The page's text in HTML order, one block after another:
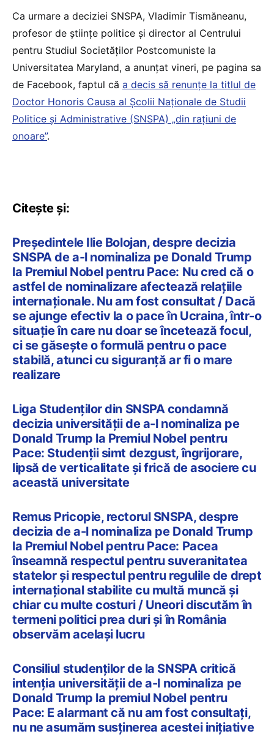
Ca urmare a deciziei SNSPA, Vladimir Tismăneanu,
profesor de științe politice și director al Centrului
pentru Studiul Societăților Postcomuniste la
Universitatea Maryland, a anunțat vineri, pe pagina sa
de Facebook, faptul că a decis să renunțe la titlul de
Doctor Honoris Causa al Școlii Naţionale de Studii
Politice și Administrative (SNSPA) „din rațiuni de
onoare”.
Citește și:
Președintele Ilie Bolojan, despre decizia
SNSPA de a-l nominaliza pe Donald Trump
la Premiul Nobel pentru Pace: Nu cred că o
astfel de nominalizare afectează relațiile
internaționale. Nu am fost consultat / Dacă
se ajunge efectiv la o pace în Ucraina, într-o
situație în care nu doar se încetează focul,
ci se găsește o formulă pentru o pace
stabilă, atunci cu siguranță ar fi o mare
realizare
Liga Studenților din SNSPA condamnă
decizia universității de a-l nominaliza pe
Donald Trump la Premiul Nobel pentru
Pace: Studenții simt dezgust, îngrijorare,
lipsă de verticalitate și frică de asociere cu
această universitate
Remus Pricopie, rectorul SNSPA, despre
decizia de a-l nominaliza pe Donald Trump
la Premiul Nobel pentru Pace: Pacea
înseamnă respectul pentru suveranitatea
statelor și respectul pentru regulile de drept
internațional stabilite cu multă muncă și
chiar cu multe costuri / Uneori discutăm în
termeni politici prea duri și în România
observăm același lucru
Consiliul studenților de la SNSPA critică
intenția universității de a-l nominaliza pe
Donald Trump la premiul Nobel pentru
Pace: E alarmant că nu am fost consultați,
nu ne asumăm susținerea acestei inițiative